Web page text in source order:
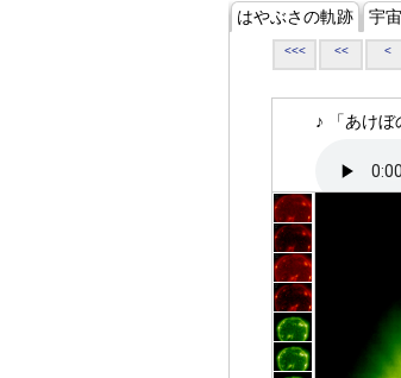
はやぶさの軌跡 宇
<<< << <
♪ 「あけぼ